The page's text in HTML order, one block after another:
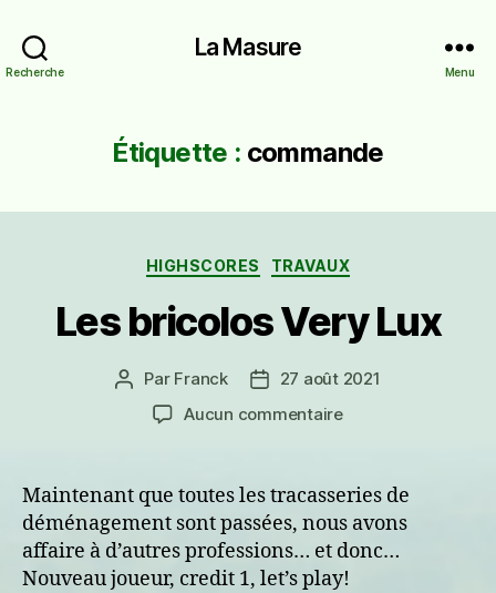
Recherche
La Masure
Menu
Étiquette : commande
Catégories
HIGHSCORES TRAVAUX
Les bricolos Very Lux
Auteur
l’article
Par Franck
Date27 août 2021
Aucun commentairesur
Very
Maintenant que toutes les tracasseries de
déménagement sont passées, nous avons
affaire à d’autres professions… et donc…
Nouveau joueur, credit 1, let’s play!